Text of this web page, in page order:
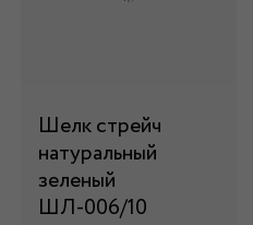
Шелк стрейч
натуральный
зеленый
ШЛ-006/10